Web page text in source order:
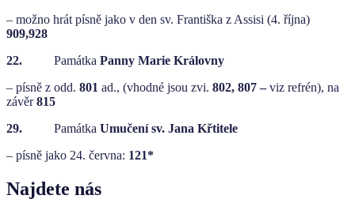
– možno hrát písně jako v den sv. Františka z Assisi (4. října)
909,928
22. Památka Panny Marie Královny
– písně z odd. 801 ad., (vhodné jsou zvi. 802, 807 –viz refrén), na
závěr815
29. Památka Umučení sv. Jana Křtitele
– písně jako 24. června: 121*
Najdete nás